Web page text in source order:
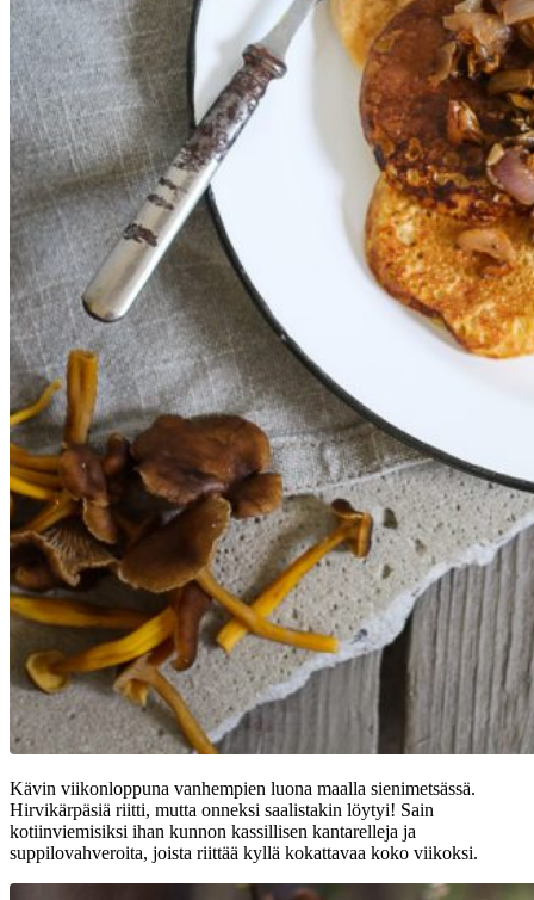
Kävin viikonloppuna vanhempien luona maalla sienimetsässä.
Hirvikärpäsiä riitti, mutta onneksi saalistakin löytyi! Sain
kotiinviemisiksi ihan kunnon kassillisen kantarelleja ja
suppilovahveroita, joista riittää kyllä kokattavaa koko viikoksi.